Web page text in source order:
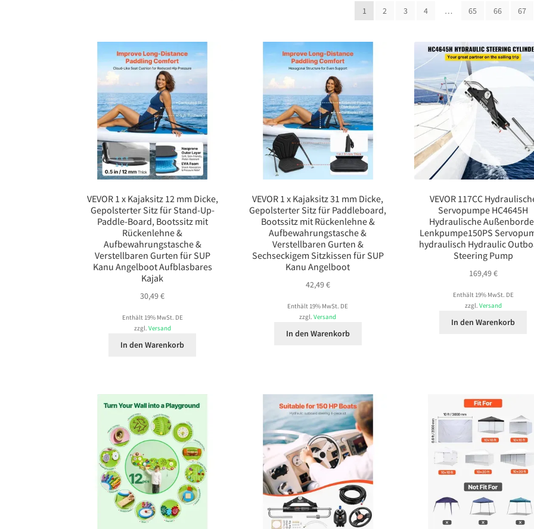
1
2 3 4 … 65 66 67
VEVOR 1 x Kajaksitz 12 mm Dicke,
Gepolsterter Sitz für Stand-Up-
Paddle-Board, Bootssitz mit
Rückenlehne &
Aufbewahrungstasche &
Verstellbaren Gurten für SUP
Kanu Angelboot Aufblasbares
Kajak
30,49€
Enthält 19% MwSt. DE
zzgl. Versand
In den Warenkorb
VEVOR 1 x Kajaksitz 31 mm Dicke,
Gepolsterter Sitz für Paddleboard,
Bootssitz mit Rückenlehne &
Aufbewahrungstasche &
Verstellbaren Gurten &
Sechseckigem Sitzkissen für SUP
Kanu Angelboot
42,49€
Enthält 19% MwSt. DE
zzgl.Versand
In den Warenkorb
VEVOR 117CC
Servopumpe HC4645H
Hydraulische
Lenkpumpe150PS
hydraulisch Hydraulic
Steering Pump
169,49€
Enthält 19% MwSt. DE
zzgl. Versand
In den Warenkorb